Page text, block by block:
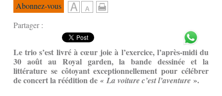
Abonnez-vous
Partager :
Le trio s’est livré à cœur joie à l’exercice, l’après-midi du
30 août au Royal garden, la bande dessinée et la
littérature se côtoyant exceptionnellement pour célébrer
de concert la réédition de « La voiture c’est l’aventure ».